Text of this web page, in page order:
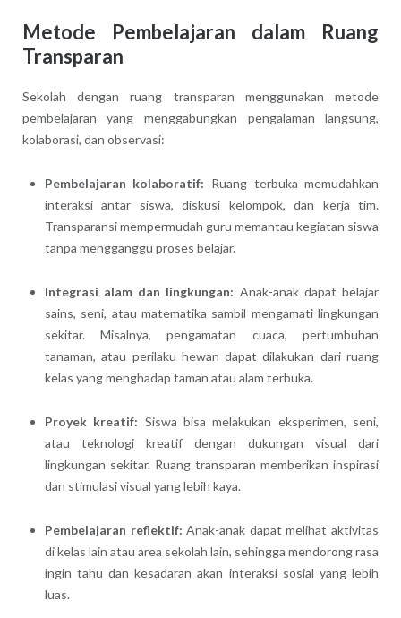
Metode Pembelajaran dalam Ruang
Transparan
Sekolah dengan ruang transparan menggunakan metode
pembelajaran yang menggabungkan pengalaman langsung,
kolaborasi, dan observasi:
Pembelajaran kolaboratif: Ruang terbuka memudahkan
interaksi antar siswa, diskusi kelompok, dan kerja tim.
Transparansi mempermudah guru memantau kegiatan siswa
tanpa mengganggu proses belajar.
Integrasi alam dan lingkungan: Anak-anak dapat belajar
sains, seni, atau matematika sambil mengamati lingkungan
sekitar. Misalnya, pengamatan cuaca, pertumbuhan
tanaman, atau perilaku hewan dapat dilakukan dari ruang
kelas yang menghadap taman atau alam terbuka.
Proyek kreatif: Siswa bisa melakukan eksperimen, seni,
atau teknologi kreatif dengan dukungan visual dari
lingkungan sekitar. Ruang transparan memberikan inspirasi
dan stimulasi visual yang lebih kaya.
Pembelajaran reflektif: Anak-anak dapat melihat aktivitas
di kelas lain atau area sekolah lain, sehingga mendorong rasa
ingin tahu dan kesadaran akan interaksi sosial yang lebih
luas.